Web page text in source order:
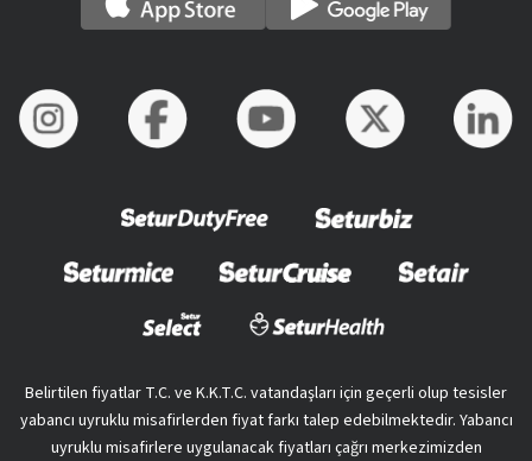
Belirtilen fiyatlar T.C. ve K.K.T.C. vatandaşları için geçerli olup tesisler
yabancı uyruklu misafirlerden fiyat farkı talep edebilmektedir. Yabancı
uyruklu misafirlere uygulanacak fiyatları çağrı merkezimizden